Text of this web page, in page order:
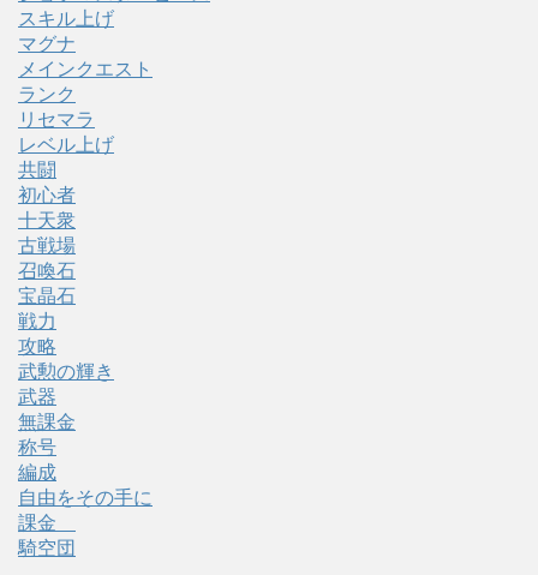
スキル上げ
マグナ
メインクエスト
ランク
リセマラ
レベル上げ
共闘
初心者
十天衆
古戦場
召喚石
宝晶石
戦力
攻略
武勲の輝き
武器
無課金
称号
編成
自由をその手に
課金
騎空団